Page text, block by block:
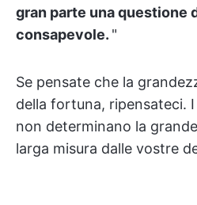
gran parte una questione
consapevole. "
Se pensate che la
della fortuna, ripensateci.
non determinano la
larga misura dalle vostre